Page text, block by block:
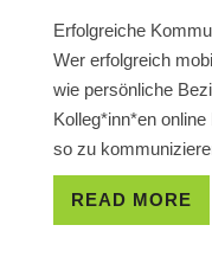
Erfolgreiche
Wer erfolgreich
wie persönliche
Kolleg*inn*en
so zu
READ MORE